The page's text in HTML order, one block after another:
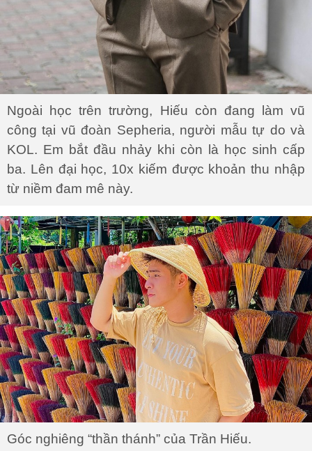
Ngoài học trên trường, Hiếu còn đang làm vũ
công tại vũ đoàn Sepheria, người mẫu tự do và
KOL. Em bắt đầu nhảy khi còn là học sinh cấp
ba. Lên đại học, 10x kiếm được khoản thu nhập
từ niềm đam mê này.
Góc nghiêng “thần thánh” của Trần Hiếu.